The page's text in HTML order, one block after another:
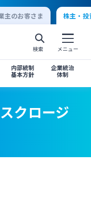
主のお客さま 株主・
検索 メニュー
内部統制
基本方針
企業統治
体制
ー誌 情報編
ー誌 情報編
バンキング
バンキング
クロージ